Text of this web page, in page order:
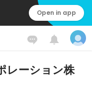
Open in app
レーション株